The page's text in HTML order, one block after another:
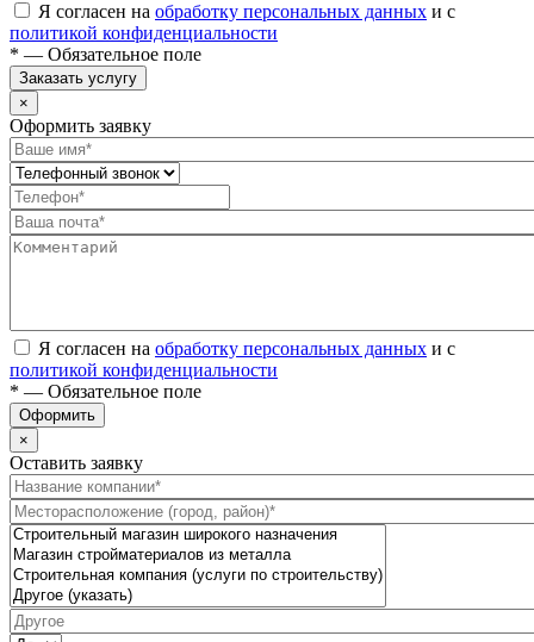
Я согласен на обработку персональных данных и с
политикой конфиденциальности
* — Обязательное поле
Заказать услугу
×
Оформить заявку
Я согласен на обработку персональных данных и с
политикой конфиденциальности
* — Обязательное поле
Оформить
×
Оставить заявку